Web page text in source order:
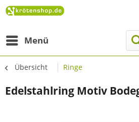
Menü
Übersicht Ringe
Edelstahlring Motiv